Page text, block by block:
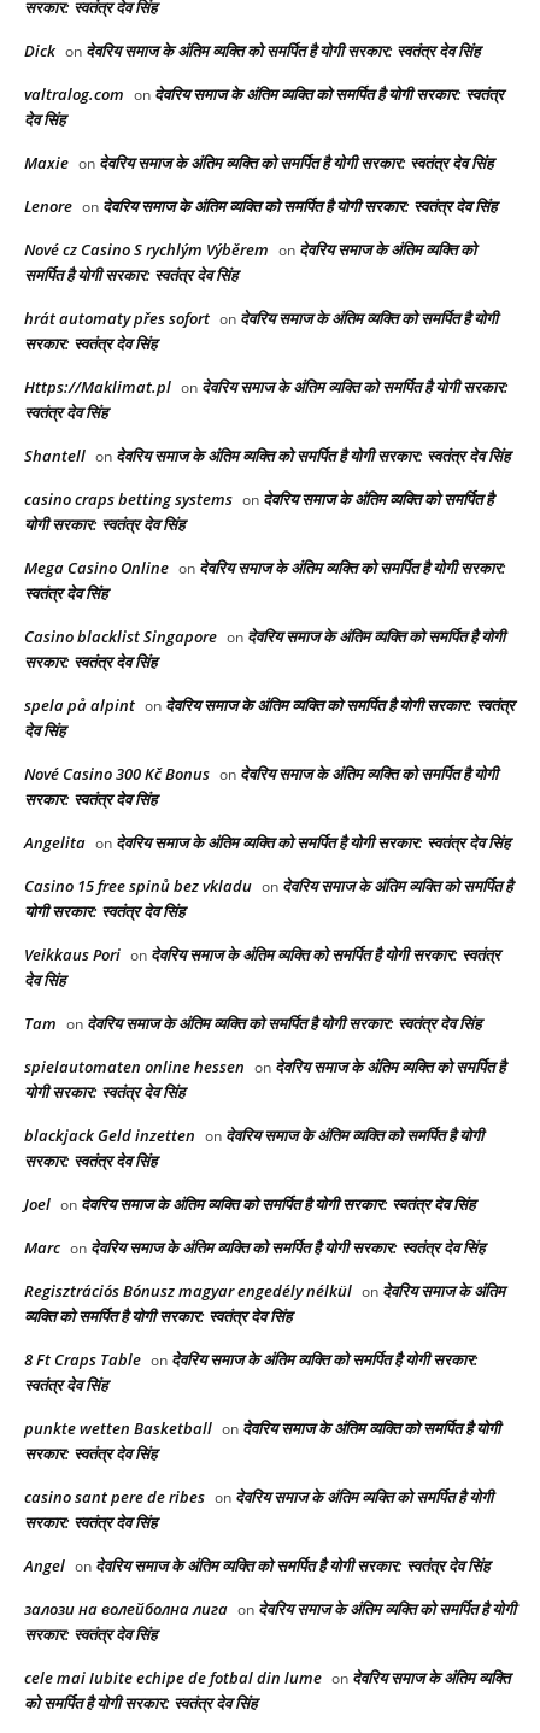
सरकार: स्वतंत्र देव सिंह
Dick on देवरिय समाज के अंतिम व्यक्ति को समर्पित है योगी सरकार: स्वतंत्र देव सिंह
valtralog.com on देवरिय समाज के अंतिम व्यक्ति को समर्पित है योगी सरकार: स्वतंत्र
देव सिंह
Maxie on देवरिय समाज के अंतिम व्यक्ति को समर्पित है योगी सरकार: स्वतंत्र देव सिंह
Lenore on देवरिय समाज के अंतिम व्यक्ति को समर्पित है योगी सरकार: स्वतंत्र देव सिंह
Nové cz Casino S rychlým Výběrem on देवरिय समाज के अंतिम व्यक्ति को
समर्पित है योगी सरकार: स्वतंत्र देव सिंह
hrát automaty přes sofort on देवरिय समाज के अंतिम व्यक्ति को समर्पित है योगी
सरकार: स्वतंत्र देव सिंह
Https://Maklimat.pl on देवरिय समाज के अंतिम व्यक्ति को समर्पित है योगी सरकार:
स्वतंत्र देव सिंह
Shantell on देवरिय समाज के अंतिम व्यक्ति को समर्पित है योगी सरकार: स्वतंत्र देव सिंह
casino craps betting systems on देवरिय समाज के अंतिम व्यक्ति को समर्पित है
योगी सरकार: स्वतंत्र देव सिंह
Mega Casino Online on देवरिय समाज के अंतिम व्यक्ति को समर्पित है योगी सरकार:
स्वतंत्र देव सिंह
Casino blacklist Singapore on देवरिय समाज के अंतिम व्यक्ति को समर्पित है योगी
सरकार: स्वतंत्र देव सिंह
spela på alpint on देवरिय समाज के अंतिम व्यक्ति को समर्पित है योगी सरकार: स्वतंत्र
देव सिंह
Nové Casino 300 Kč Bonus on देवरिय समाज के अंतिम व्यक्ति को समर्पित है योगी
सरकार: स्वतंत्र देव सिंह
Angelita on देवरिय समाज के अंतिम व्यक्ति को समर्पित है योगी सरकार: स्वतंत्र देव सिंह
Casino 15 free spinů bez vkladu on देवरिय समाज के अंतिम व्यक्ति को समर्पित है
योगी सरकार: स्वतंत्र देव सिंह
Veikkaus Pori on देवरिय समाज के अंतिम व्यक्ति को समर्पित है योगी सरकार: स्वतंत्र
देव सिंह
Tam on देवरिय समाज के अंतिम व्यक्ति को समर्पित है योगी सरकार: स्वतंत्र देव सिंह
spielautomaten online hessen on देवरिय समाज के अंतिम व्यक्ति को समर्पित है
योगी सरकार: स्वतंत्र देव सिंह
blackjack Geld inzetten on देवरिय समाज के अंतिम व्यक्ति को समर्पित है योगी
सरकार: स्वतंत्र देव सिंह
Joel on देवरिय समाज के अंतिम व्यक्ति को समर्पित है योगी सरकार: स्वतंत्र देव सिंह
Marc on देवरिय समाज के अंतिम व्यक्ति को समर्पित है योगी सरकार: स्वतंत्र देव सिंह
Regisztrációs Bónusz magyar engedély nélkül on देवरिय समाज के अंतिम
व्यक्ति को समर्पित है योगी सरकार: स्वतंत्र देव सिंह
8 Ft Craps Table on देवरिय समाज के अंतिम व्यक्ति को समर्पित है योगी सरकार:
स्वतंत्र देव सिंह
punkte wetten Basketball on देवरिय समाज के अंतिम व्यक्ति को समर्पित है योगी
सरकार: स्वतंत्र देव सिंह
casino sant pere de ribes on देवरिय समाज के अंतिम व्यक्ति को समर्पित है योगी
सरकार: स्वतंत्र देव सिंह
Angel on देवरिय समाज के अंतिम व्यक्ति को समर्पित है योगी सरकार: स्वतंत्र देव सिंह
залози на волейболна лига on देवरिय समाज के अंतिम व्यक्ति को समर्पित है योगी
सरकार: स्वतंत्र देव सिंह
cele mai Iubite echipe de fotbal din lume on देवरिय समाज के अंतिम व्यक्ति
को समर्पित है योगी सरकार: स्वतंत्र देव सिंह